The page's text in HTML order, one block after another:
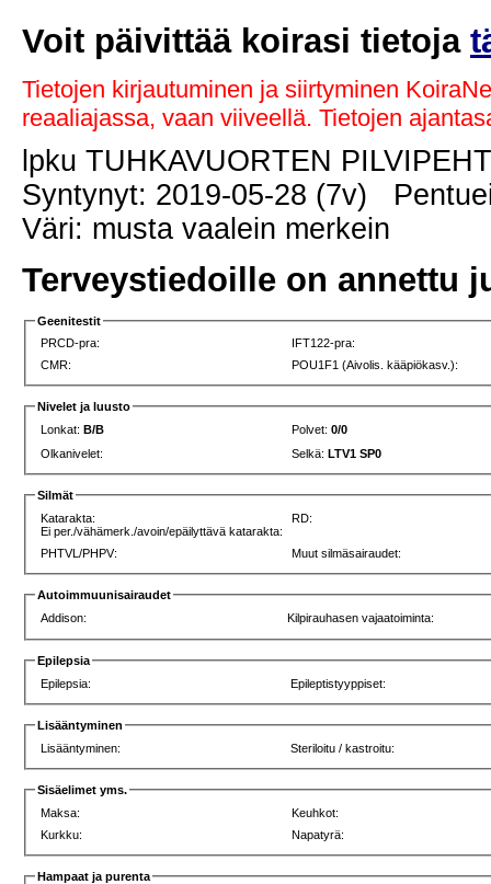
Voit päivittää koirasi tietoja
Tietojen kirjautuminen ja siirtyminen
reaaliajassa, vaan viiveellä. Tietojen
lpku TUHKAVUORTEN
Syntynyt: 2019-05-28 (7v)
Väri: musta vaalein merkein
Terveystiedoille on annettu
Geenitestit
PRCD-pra:
IFT122-pra:
CMR:
POU1F1 (Aivolis. kääpiökasv.):
Nivelet ja luusto
Lonkat:B/B Polvet:0/0
Olkanivelet:
Selkä:LTV1 SP0
Silmät
Katarakta:
Ei per./vähämerk./avoin/epäilyttävä katarakta:
RD:
PHTVL/PHPV: Muut silmäsairaudet:
Autoimmuunisairaudet
Addison:
Kilpirauhasen vajaatoiminta:
Epilepsia
Epilepsia:
Epileptistyyppiset:
Lisääntyminen
Lisääntyminen:
Steriloitu / kastroitu:
Sisäelimet yms.
Maksa:
Keuhkot:
Kurkku:
Napatyrä:
Hampaat ja purenta